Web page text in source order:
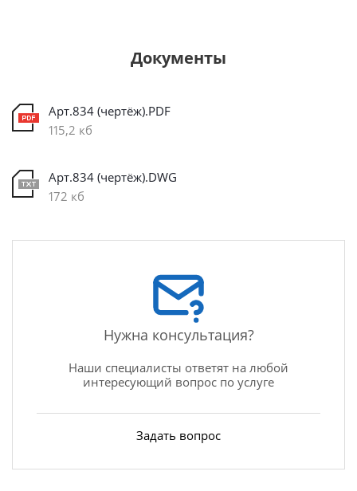
Документы
Арт.834 (чертёж).PDF
115,2 кб
Арт.834 (чертёж).DWG
172 кб
Нужна консультация?
Наши специалисты ответят на любой
интересующий вопрос по услуге
Задать вопрос